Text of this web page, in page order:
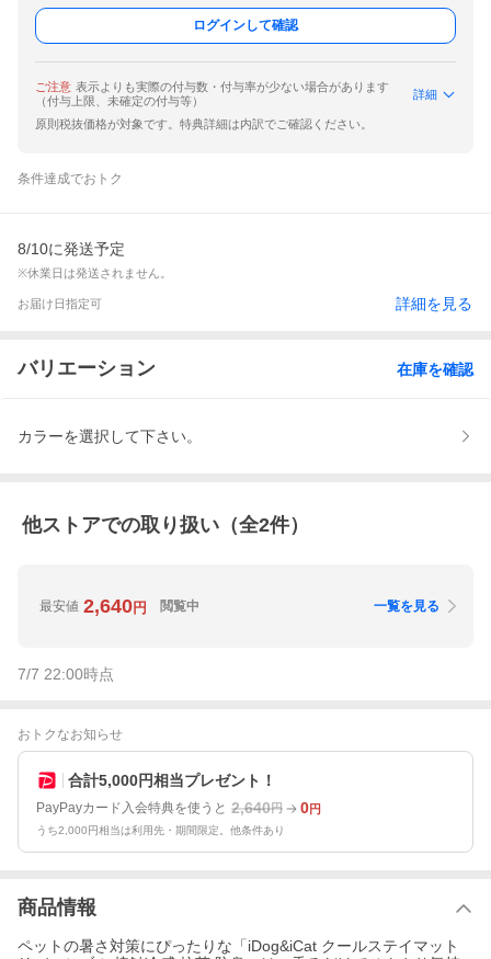
ログインして確認
ご注意 表示よりも実際の付与数・付与率が少ない場合があります
（付与上限、未確定の付与等）
詳細
原則税抜価格が対象です。特典詳細は内訳でご確認ください。
条件達成でおトク
8/10に発送予定
※休業日は発送されません。
お届け日指定可 詳細を見る
バリエーション 在庫を確認
カラーを選択して下さい。
他ストアでの取り扱い（全2件）
最安値 2,640円 閲覧中 一覧を見る
7/7 22:00時点
おトクなお知らせ
合計5,000円相当プレゼント！
PayPayカード入会特典を使うと 2,640円 0円
うち2,000円相当は利用先・期間限定。他条件あり
商品情報
ペットの暑さ対策にぴったりな「iDog&iCat クールステイマット